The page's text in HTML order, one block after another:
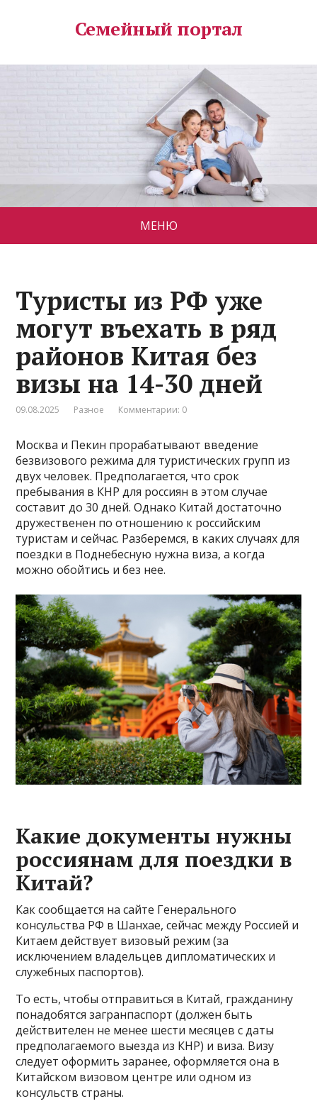
Семейный портал
МЕНЮ
Туристы из РФ уже
могут въехать в ряд
районов Китая без
визы на 14-30 дней
09.08.2025 Разное Комментарии: 0
Москва и Пекин прорабатывают введение
безвизового режима для туристических групп из
двух человек. Предполагается, что срок
пребывания в КНР для россиян в этом случае
составит до 30 дней. Однако Китай достаточно
дружественен по отношению к российским
туристам и сейчас. Разберемся, в каких случаях для
поездки в Поднебесную нужна виза, а когда
можно обойтись и без нее.
Какие документы нужны
россиянам для поездки в
Китай?
Как сообщается на сайте Генерального
консульства РФ в Шанхае, сейчас между Россией и
Китаем действует визовый режим (за
исключением владельцев дипломатических и
служебных паспортов).
То есть, чтобы отправиться в Китай, гражданину
понадобятся загранпаспорт (должен быть
действителен не менее шести месяцев с даты
предполагаемого выезда из КНР) и виза. Визу
следует оформить заранее, оформляется она в
Китайском визовом центре или одном из
консульств страны.